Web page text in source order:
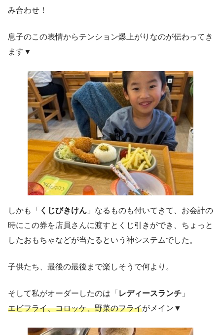
み合わせ！
息子のこの表情からテンション爆上がりなのが伝わってき
ます▼
しかも「 くじびきけん 」なるものも付いてきて、お会計の
時にこの券を店員さんに渡すとくじ引きができ、ちょっと
したおもちゃなどが当たるという神システムでした。
子供たち、最後の最後まで楽しそうで何より。
そして私がオーダーしたのは「 レディースランチ 」
エビフライ、コロッケ、野菜のフライがメイン▼